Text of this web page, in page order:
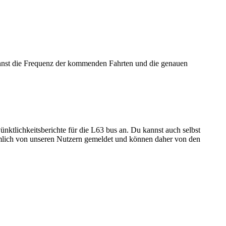
die Frequenz der kommenden Fahrten und die genauen
für die L63 bus an. Du kannst auch selbst
von unseren Nutzern gemeldet und können daher von den